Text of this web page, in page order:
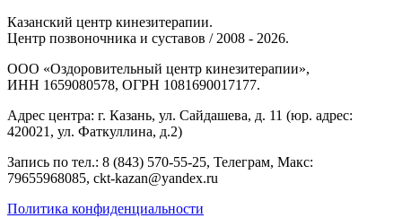
Казанский центр кинезитерапии.
Центр позвоночника и суставов / 2008 - 2026.
ООО «Оздоровительный центр кинезитерапии»,
ИНН 1659080578, ОГРН 1081690017177.
Адрес центра: г. Казань, ул. Сайдашева, д. 11 (юр. адрес:
420021, ул. Фаткуллина, д.2)
Запись по тел.: 8 (843) 570-55-25, Телеграм, Макс:
79655968085, ckt-kazan@yandex.ru
Политика конфиденциальности